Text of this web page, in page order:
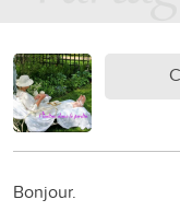
Bonjour.